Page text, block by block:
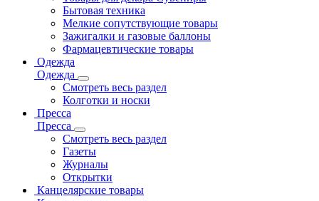
Бытовая техника
Мелкие сопутствующие товары
Зажигалки и газовые баллоны
Фармацевтические товары
Одежда
Одежда
Смотреть весь раздел
Колготки и носки
Пресса
Пресса
Смотреть весь раздел
Газеты
Журналы
Открытки
Канцелярские товары